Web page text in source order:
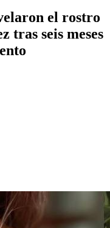
el rostro
tras seis meses